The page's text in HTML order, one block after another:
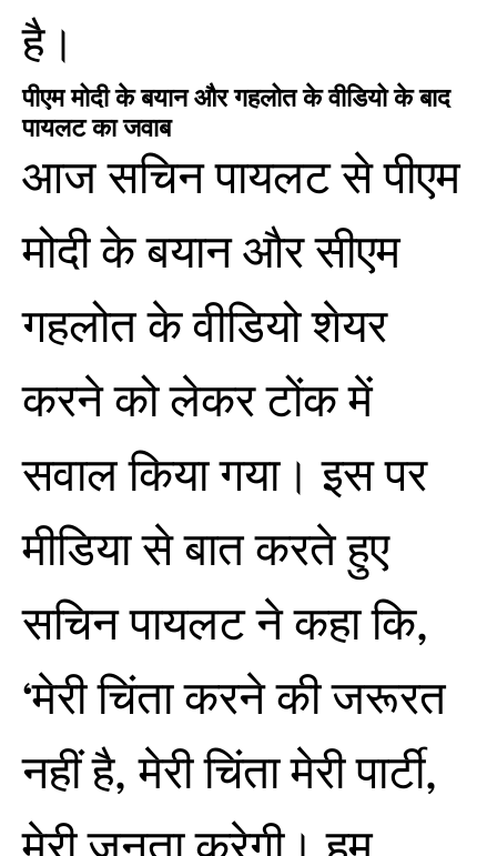
है।
पीएम मोदी के बयान और गहलोत के वीडियो के बाद
पायलट का जवाब
आज सचिन पायलट से पीएम
मोदी के बयान और सीएम
गहलोत के वीडियो शेयर
करने को लेकर टोंक में
सवाल किया गया। इस पर
मीडिया से बात करते हुए
सचिन पायलट ने कहा कि,
‘मेरी चिंता करने की जरूरत
नहीं है, मेरी चिंता मेरी पार्टी,